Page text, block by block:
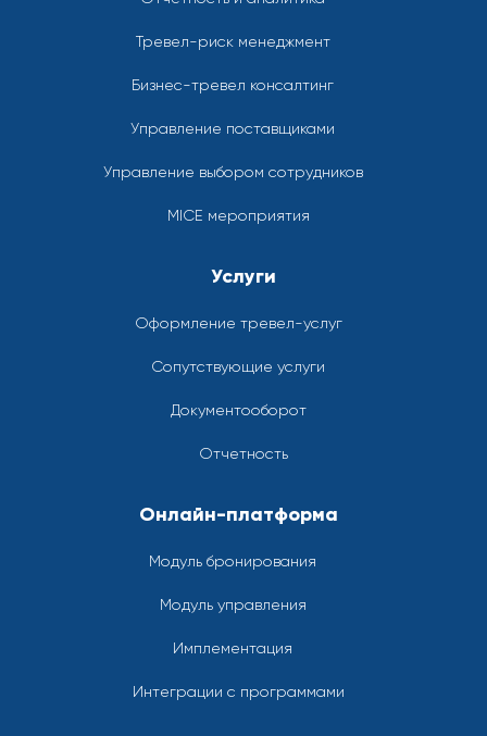
Тревел-риск менеджмент
Бизнес-тревел консалтинг
Управление поставщиками
Управление выбором сотрудников
MICE мероприятия
Услуги
Оформление тревел-услуг
Сопутствующие услуги
Документооборот
Отчетность
Онлайн-платформа
Модуль бронирования
Модуль управления
Имплементация
Интеграции с программами